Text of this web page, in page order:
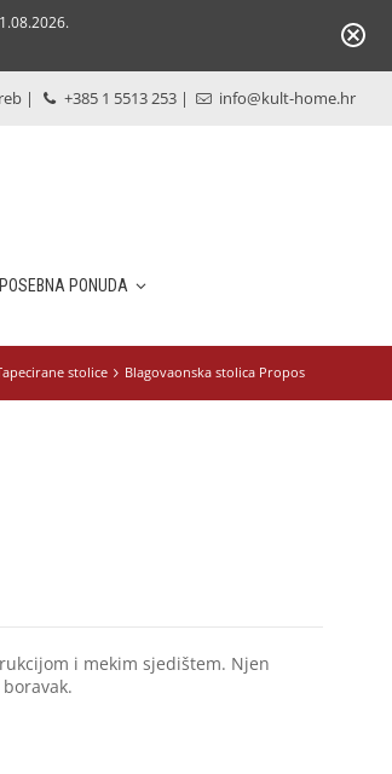
| +385 1 5513 253 | info@kult-home.hr
POSEBNA PONUDA
stolice Blagovaonska stolica Propos
i mekim sjedištem. Njen